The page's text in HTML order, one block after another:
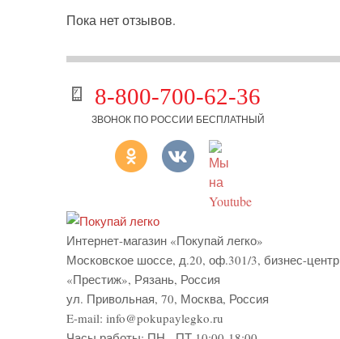
Пока нет отзывов.
8-800-700-62-36
ЗВОНОК ПО РОССИИ БЕСПЛАТНЫЙ
Интернет-магазин «Покупай легко»
Московское шоссе, д.20, оф.301/3, бизнес-центр
«Престиж», Рязань, Россия
ул. Привольная, 70, Москва, Россия
E-mail: info@pokupaylegko.ru